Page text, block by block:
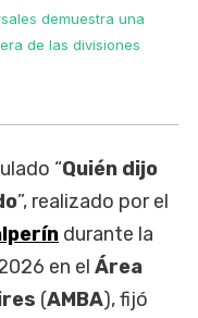
demuestra una
de las divisiones
“Quién dijo
”, realizado por el
durante la
en el Área
(AMBA), fijó